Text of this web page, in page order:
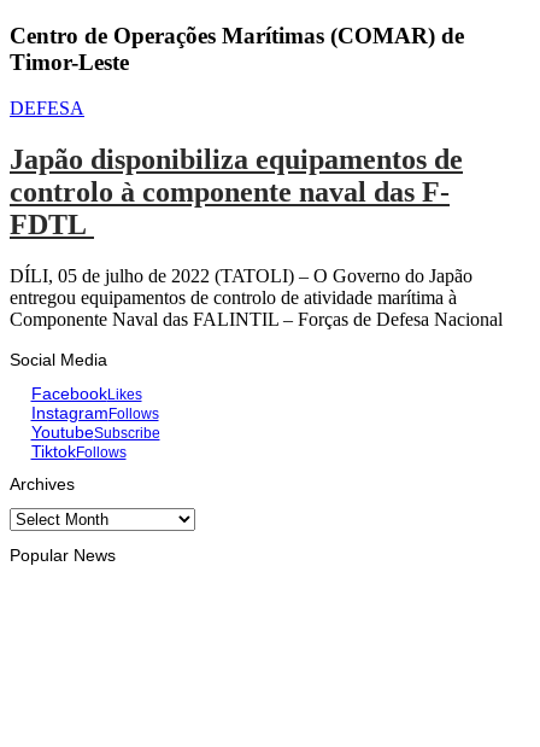
Centro de Operações Marítimas (COMAR) de
Timor-Leste
DEFESA
Japão disponibiliza equipamentos de
controlo à componente naval das F-
FDTL
DÍLI, 05 de julho de 2022 (TATOLI) – O Governo do Japão
entregou equipamentos de controlo de atividade marítima à
Componente Naval das FALINTIL – Forças de Defesa Nacional
Social Media
FacebookLikes
InstagramFollows
YoutubeSubscribe
TiktokFollows
Archives
Archives
Popular News